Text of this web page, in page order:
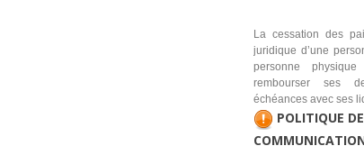
La cessation des
juridique d’une
personne
rembourser ses
échéances avec ses
POLITIQUE DE